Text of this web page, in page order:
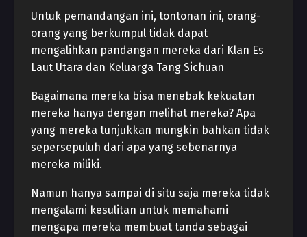
Untuk pemandangan ini, tontonan ini, orang-
orang yang berkumpul tidak dapat
mengalihkan pandangan mereka dari Klan Es
Laut Utara dan Keluarga Tang Sichuan
Bagaimana mereka bisa menebak kekuatan
mereka hanya dengan melihat mereka? Apa
yang mereka tunjukkan mungkin bahkan tidak
sepersepuluh dari apa yang sebenarnya
mereka miliki.
Namun hanya sampai di situ saja mereka tidak
mengalami kesulitan untuk memahami
mengapa mereka membuat tanda sebagai